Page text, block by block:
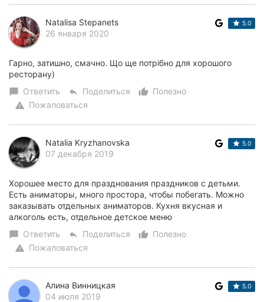
Natalisa Stepanets
26 января 2020
5.0
Гарно, затишно, смачно. Що ще потрібно для хорошого
ресторану)
chat_bubble Ответить reply Поделиться thumb_up_alt
Полезно
warning Пожаловаться
Natalia Kryzhanovska
07 декабря 2019
5.0
Хорошее место для празднования праздников с детьми.
Есть аниматоры, много простора, чтобы побегать. Можно
заказывать отдельных аниматоров. Кухня вкусная и
алкоголь есть, отдельное детское меню
chat_bubble Ответить reply Поделиться thumb_up_alt
Полезно
warning Пожаловаться
Алина Винницкая
04 июля 2019
5.0